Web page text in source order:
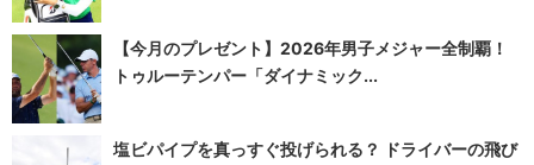
【今月のプレゼント】2026年男子メジャー全制覇！
トゥルーテンパー「ダイナミック...
塩ビパイプを真っすぐ投げられる？ ドライバーの飛び